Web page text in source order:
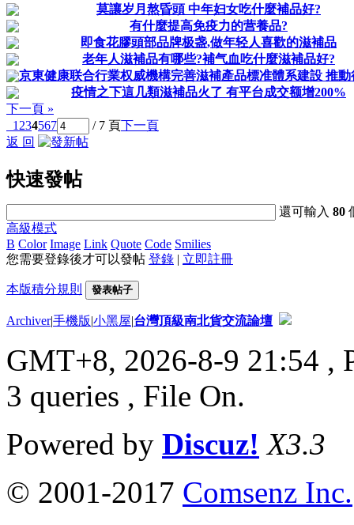
莫讓岁月熬昏頭 中年妇女吃什麼補品好?
有什麼提高免疫力的营養品?
即食花膠頭部品牌极盏,做年轻人喜歡的滋補品
老年人滋補品有哪些?補气血吃什麼滋補品好?
京東健康联合行業权威機構完善滋補產品標准體系建設 推動
疫情之下這几類滋補品火了 有平台成交额增200%
下一頁 »
1 234567 / 7 頁下一頁
返 回
快速發帖
還可輸入80
高級模式
B Color Image Link Quote Code Smilies
您需要登錄後才可以發帖 登錄 | 立即註冊
本版積分規則 發表帖子
Archiver|手機版|小黑屋|台灣頂級南北貨交流論壇
GMT+8, 2026-8-9 21:54 ,
3 queries , File On.
Powered by Discuz! X3.3
© 2001-2017 Comsenz Inc.